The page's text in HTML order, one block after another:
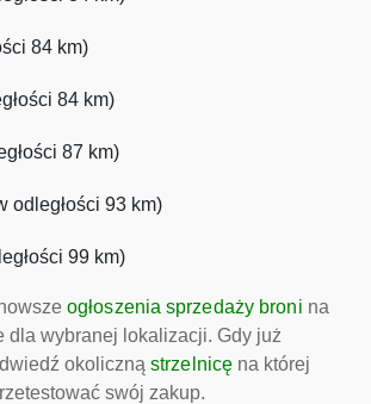
84 km)
84 km)
87 km)
odległości 93 km)
99 km)
ogłoszenia sprzedaży broni na
dla wybranej lokalizacji. Gdy już
okoliczną strzelnicę na której
swój zakup.